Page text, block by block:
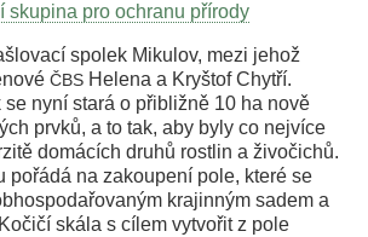
skupina pro ochranu přírody
spolek Mikulov, mezi jehož
ČBS Helena a Kryštof Chytří.
nyní stará o přibližně 10 ha nově
prvků, a to tak, aby byly co nejvíce
domácích druhů rostlin a živočichů.
pořádá na zakoupení pole, které se
krajinným sadem a
skála s cílem vytvořit z pole